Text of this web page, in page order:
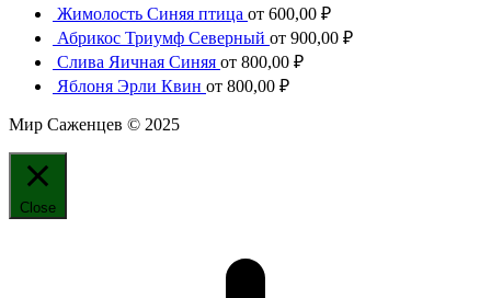
Жимолость Синяя птица от 600,00 ₽
Абрикос Триумф Северный от 900,00 ₽
Слива Яичная Синяя от 800,00 ₽
Яблоня Эрли Квин от 800,00 ₽
Мир Саженцев © 2025
Close